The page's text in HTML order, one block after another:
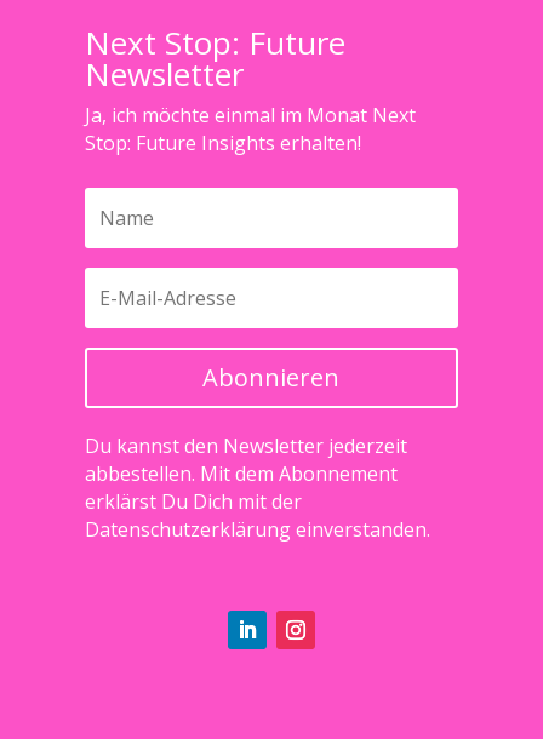
Next Stop: Future
Newsletter
Ja, ich möchte einmal im Monat Next
Stop: Future Insights erhalten!
Abonnieren
Du kannst den Newsletter jederzeit
abbestellen. Mit dem Abonnement
erklärst Du Dich mit der
Datenschutzerklärungeinverstanden.